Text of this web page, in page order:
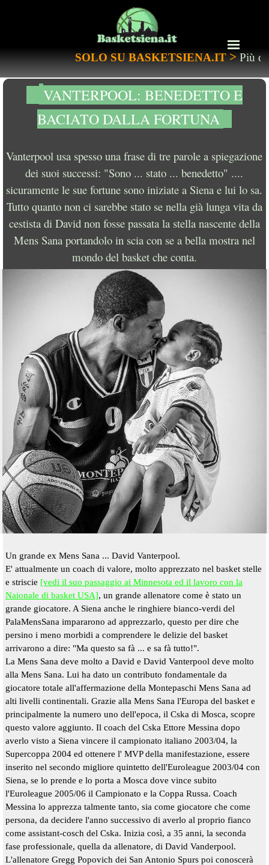
SOLO SU BASKETSIENA.IT>Più di 900
VANTERPOOL: BENEDETTO E
BACIATO DALLA FORTUNA
Vanterpool usa spesso una frase di tre parole a spiegazione
dei suoi successi: "Sono ... stato ... benedetto" ....
sicuramente le sue fortune sono iniziate a Siena e lui lo sa.
Tutto quanto non ci sarebbe stato se nella già lunga vita da
cestista di David non fosse passata la stella nascente della
Mens Sana portandolo in scia con se a bella mostra nel
mondo del basket che conta.
Un grande ex Mens Sana ... David Vanterpool.
E' attualmente un coach di valore, molto apprezzato nel basket stelle
e striscie [vedi il suo passaggio ai Minnesota ed il lavoro con la
Naionale di basket USA], un grande allenatore come è stato un
grande giocatore. A Siena anche le ringhiere bianco-verdi del
PalaMensSana impararono ad apprezzarlo, questo per dire che
persino i meno morbidi a comprendere le delizie del basket
arrivarono a dire: "Ma questo sa fà ... e sa fà tutto!".
La Mens Sana deve molto a David e David Vanterpool deve molto
alla Mens Sana. Lui ha dato un contributo fondamentale da
giocatore totale all'affermazione della Montepaschi Mens Sana ad
alti livelli continentali. Grazie alla Mens Sana l'Europa del basket e
principalmente la numero uno dell'epoca, il Cska di Mosca, scopre
questo valore aggiunto. Il coach del Cska Ettore Messina dopo
averlo visto a Siena vincere il campionato italiano 2003/04, la
Supercoppa 2004 ed ottenere l' MVP della manifestazione, essere
inserito nel secondo migliore quintetto dell'Euroleague 2003/04 con
Siena, se lo prende e lo porta a Mosca dove vince subito
l'Euroleague 2005/06 il Campionato e la Coppa Russa. Coach
Messina lo apprezza talmente tanto, sia come giocatore che come
persona, da decidere l'anno successivo di averlo al proprio fianco
come assistant-cosch del Cska. Inizia così, a 35 anni, la seconda
fase professionale, quella da allenatore, di David Vanderpool.
L'allenatore Gregg Popovich dei San Antonio Spurs poi conoscerà